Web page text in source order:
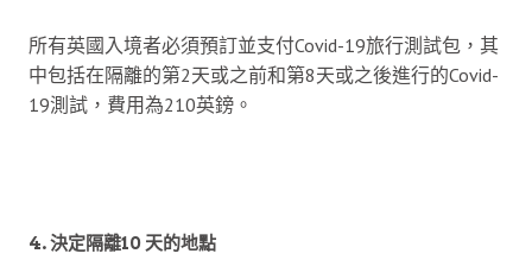
所有英國入境者必須預訂並支付Covid-19旅行測試包，其
中包括在隔離的第2天或之前和第8天或之後進行的Covid-
19測試，費用為210英鎊。
4.決定隔離10 天的地點